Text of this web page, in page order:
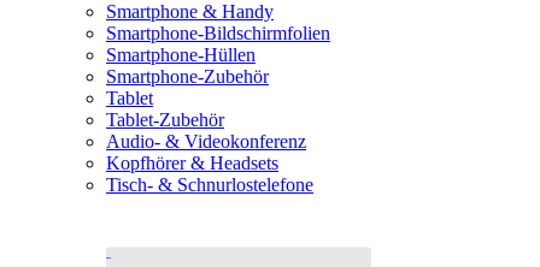
Smartphone & Handy
Smartphone-Bildschirmfolien
Smartphone-Hüllen
Smartphone-Zubehör
Tablet
Tablet-Zubehör
Audio- & Videokonferenz
Kopfhörer & Headsets
Tisch- & Schnurlostelefone